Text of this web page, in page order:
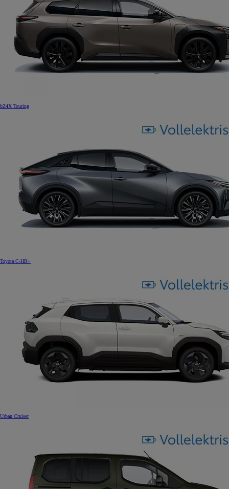
bZ4X Touring
Toyota C-HR+
Urban Cruiser